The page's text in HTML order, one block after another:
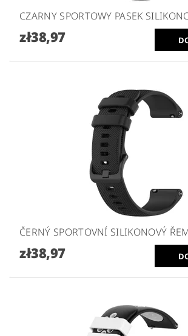
CZARNY SPORTOWY PASEK
zł38,97
ČERNÝ SPORTOVNÍ SILIKONOVÝ
zł38,97